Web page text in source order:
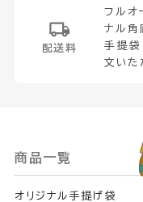
配送料
フルオ
ナル角
手提袋
文いた
商品一覧
オリジナル手提げ袋